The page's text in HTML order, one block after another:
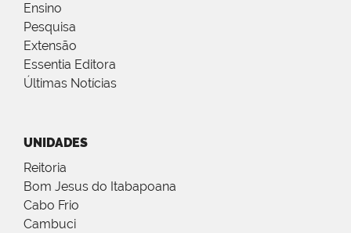
Ensino
Pesquisa
Extensão
Essentia Editora
Últimas Notícias
UNIDADES
Reitoria
Bom Jesus do Itabapoana
Cabo Frio
Cambuci